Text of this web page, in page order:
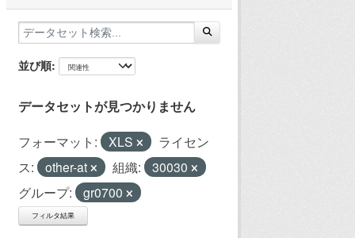
並び順
データセットが見つかりません
フォーマット: XLS
ライセン
ス:
other-at 組織:
30030
グループ:
gr0700
フィルタ結果